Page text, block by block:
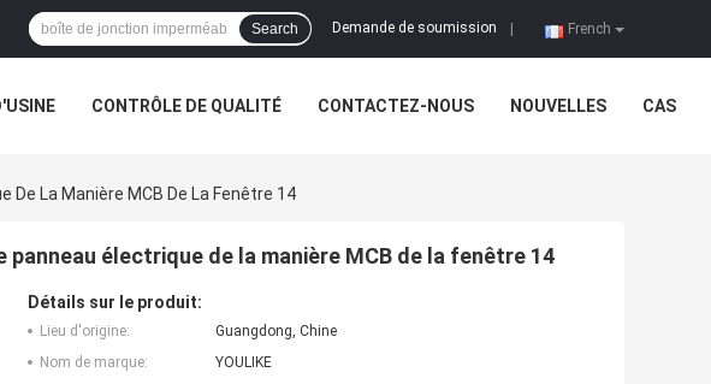
French
Demande de soumission
Search
CONTRÔLE DE QUALITÉ CONTACTEZ-NOUS NOUVELLES CAS
La Manière MCB De La Fenêtre 14
électrique de la manière MCB de la fenêtre 14
Détails sur le produit:
Lieu d'origine:
Guangdong, Chine
Nom de marque:
YOULIKE